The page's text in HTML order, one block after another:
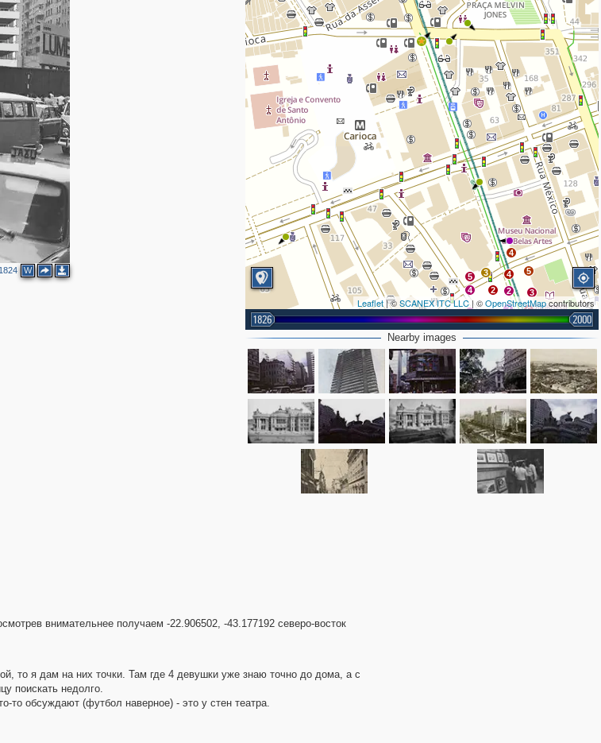
W
3
5
2
6
2
2
2
3
2 2
2
4
3
5
4
4
Leaflet| ©SCANEX ITC LLC | ©OpenStreetMapcontributors
1826 2000
Nearby images
внимательнее получаем -22.906502, -43.177192 северо-восток
то я дам на них точки. Там где 4 девушки уже знаю точно до дома, а с
поискать недолго.
то обсуждают (футбол наверное) - это у стен театра.